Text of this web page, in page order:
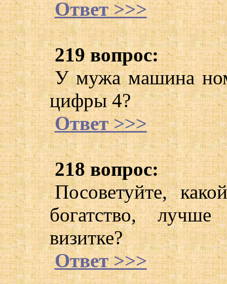
Ответ >>>
219 вопрос:
У мужа машина
цифры 4?
Ответ >>>
218 вопрос:
Посоветуйте,
богатство,
визитке?
Ответ >>>